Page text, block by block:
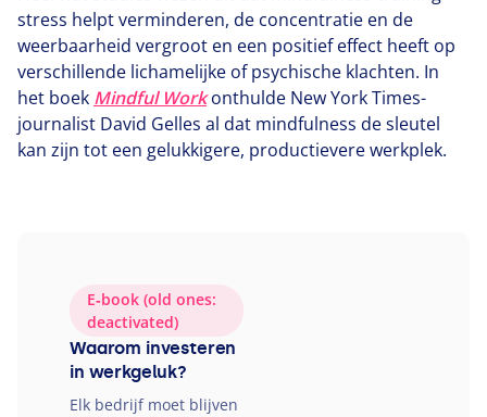
stress helpt verminderen, de concentratie en de
weerbaarheid vergroot en een positief effect heeft op
verschillende lichamelijke of psychische klachten. In
het boek Mindful Workonthulde New York Times-
journalist David Gelles al dat mindfulness de sleutel
kan zijn tot een gelukkigere, productievere werkplek.
E‑book (old ones:
deactivated)
Waarom investeren
in werkgeluk?
Elk bedrijf moet blijven